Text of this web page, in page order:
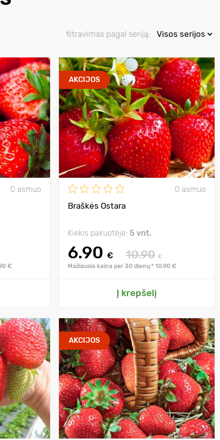
filtravimas pagal seriją: Visos serijos
0 asmuo
€
AKCIJOS
0 asmuo
Braškės Ostara
Kiekis pakuotėje: 5 vnt.
6.90 € 10.90 €
Mažiausia kaina per 30 dienų:* 10.90 €
Į krepšelį
AKCIJOS